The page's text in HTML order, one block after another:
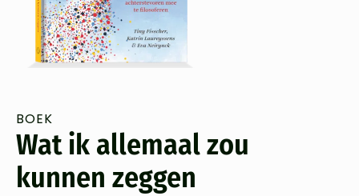
BOEK
Wat ik allemaal zou
kunnen zeggen